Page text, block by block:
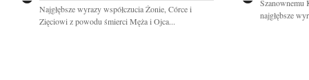
Najgłębsze wyrazy współczucia Żonie, Córce i
Zięciowi z powodu śmierci Męża i Ojca...
Szanownemu
najgłębsze